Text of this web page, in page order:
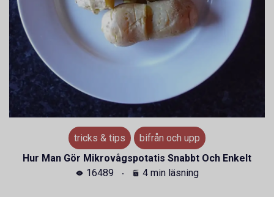
tricks & tips
bifrån och upp
Hur Man Gör Mikrovågspotatis Snabbt Och Enkelt
16489
4 min läsning